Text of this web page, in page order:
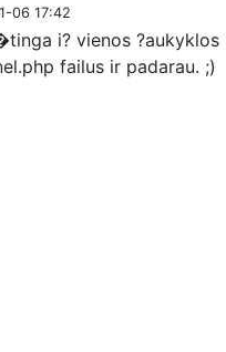
06 17:42
i? vienos
failus ir padarau. ;)